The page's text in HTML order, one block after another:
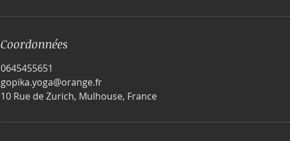
Coordonnées
0645455651
gopika.yoga@orange.fr
10 Rue de Zurich, Mulhouse, France